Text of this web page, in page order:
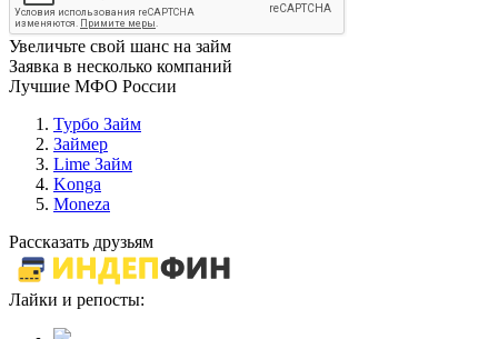
Увеличьте свой шанс на займ
Заявка в несколько компаний
Лучшие МФО России
Турбо Займ
Займер
Lime Займ
Konga
Moneza
Рассказать друзьям
Лайки и репосты: